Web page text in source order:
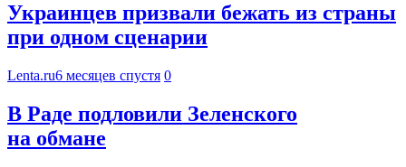
Украинцев призвали бежать из страны
при одном сценарии
Lenta.ru6 месяцев спустя 0
В Раде подловили Зеленского
на обмане